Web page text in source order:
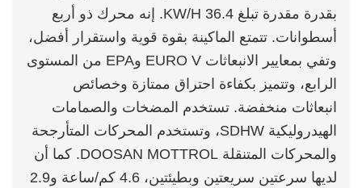
بقدرة مقدرة تبلغ 36.4 KW/H. إنه محرك ذو أربع
أسطوانات. تتمتع الماكينة بقوة قوية واستقرار أفضل،
وتفي بمعايير الانبعاثات EURO V وEPA من المستوى
الرابع، وتتميز بكفاءة احتراق ممتازة وخصائص
انبعاثات منخفضة. تستخدم المضخات والصمامات
الهيدروليكية SDHW، وتستخدم المحركات المتأرجحة
والمحركات المتنقلة DOOSAN MOTTROL. كما أن
لديها سرعتين سريعتين وبطيئتين، 4.6 كم/ساعة و2.9